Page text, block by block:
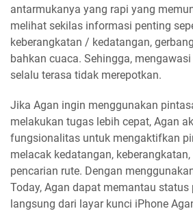
antarmukanya yang rapi yang
melihat sekilas informasi penting
keberangkatan / kedatangan,
bahkan cuaca. Sehingga,
selalu terasa tidak merepotkan.
Jika Agan ingin menggunakan
melakukan tugas lebih cepat, Agan
fungsionalitas untuk mengaktifkan
melacak kedatangan,
pencarian rute. Dengan
Today, Agan dapat memantau status
langsung dari layar kunci iPhone